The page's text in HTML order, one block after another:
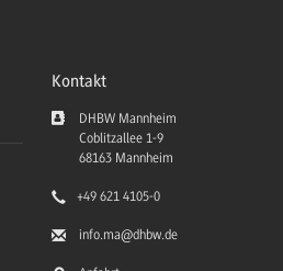
Kontakt
DHBW Mannheim
Coblitzallee 1-9
68163 Mannheim
+49 621 4105-0
info.ma@dhbw.de